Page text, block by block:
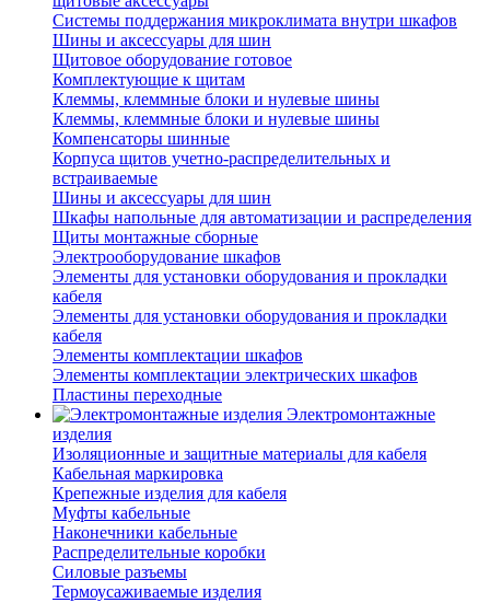
Системы поддержания микроклимата внутри шкафов
Шины и аксессуары для шин
Щитовое оборудование готовое
Комплектующие к щитам
Клеммы, клеммные блоки и нулевые шины
Клеммы, клеммные блоки и нулевые шины
Компенсаторы шинные
Корпуса щитов учетно-распределительных и
встраиваемые
Шины и аксессуары для шин
Шкафы напольные для автоматизации и распределения
Щиты монтажные сборные
Электрооборудование шкафов
Элементы для установки оборудования и прокладки
кабеля
Элементы для установки оборудования и прокладки
кабеля
Элементы комплектации шкафов
Элементы комплектации электрических шкафов
Пластины переходные
Электромонтажные
изделия
Изоляционные и защитные материалы для кабеля
Кабельная маркировка
Крепежные изделия для кабеля
Муфты кабельные
Наконечники кабельные
Распределительные коробки
Силовые разъемы
Термоусаживаемые изделия